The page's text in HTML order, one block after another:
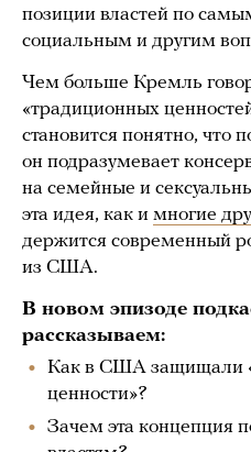
позиции властей по
социальным и другим
Чем больше Кремль
«традиционных
становится понятно, что
он подразумевает
на семейные и
эта идея, как и многие
держится современный
из США.
В новом эпизоде
рассказываем:
Как в США защищали
ценности»?
Зачем эта концепция